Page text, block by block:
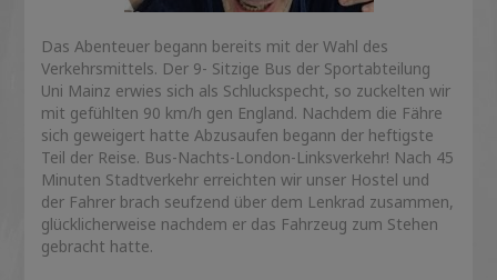
Das Abenteuer begann bereits mit der Wahl des
Verkehrsmittels. Der 9- Sitzige Bus der Sportabteilung
Uni Mainz erwies sich als Schluckspecht, so zuckelten wir
mit gefühlten 90 km/h gen England. Nachdem die Fähre
sich geweigert hatte Abzusaufen begann der heftigste
Teil der Reise. Bus-Nachts-London-Linksverkehr! Nach 45
Minuten Stadtverkehr erreichten wir unser Hostel und
der Fahrer brach seufzend über dem Lenkrad zusammen,
glücklicherweise nachdem er das Fahrzeug zum Stehen
gebracht hatte.